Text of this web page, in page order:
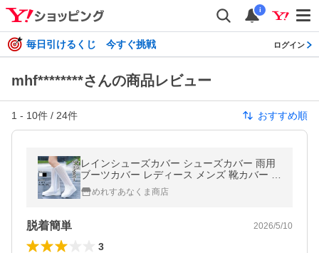
i
毎日引けるくじ 今すぐ挑戦 ログイン
mhf********さんの商品レビュー
1 - 10件 / 24件 おすすめ順
レインシューズカバー シューズカバー 雨用
ブーツカバー レディース メンズ 靴カバー 防
水 シリコン 軽量 滑り止め 長靴 作業用 歩き
やすい 疲れない おしゃれ
めれすあなくま商店
脱着簡単 2026/5/10
3